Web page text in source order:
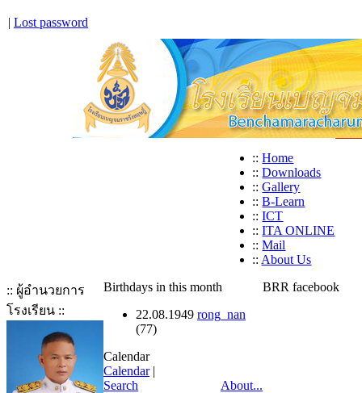
| Lost password
:: Home
:: Downloads
:: Gallery
:: B-Learn
:: ICT
:: ITA ONLINE
:: Mail
:: About Us
:: ผู้อำนวยการ
โรงเรียน ::
Birthdays in this month
22.08.1949 rong_nan
(77)
Calendar
Calendar |
Search
About...
BRR facebook